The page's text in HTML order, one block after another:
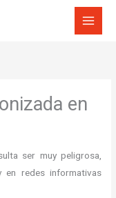
en
ser muy peligrosa,
en redes informativas